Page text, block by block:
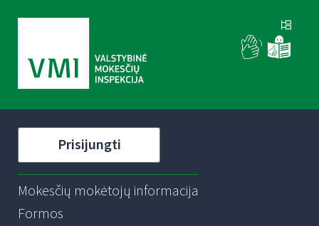
Prisijungti
Mokesčių mokėtojų informacija
Formos